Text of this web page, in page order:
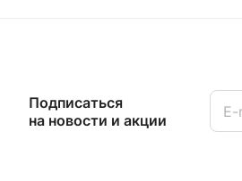
Подписаться
на новости и акции